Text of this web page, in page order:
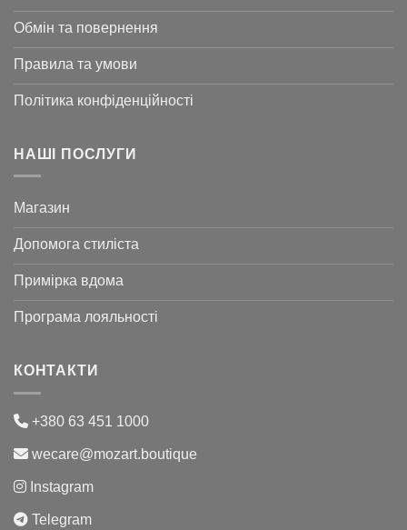
Обмін та повернення
Правила та умови
Політика конфіденційності
НАШІ ПОСЛУГИ
Магазин
Допомога стиліста
Примірка вдома
Програма лояльності
КОНТАКТИ
+380 63 451 1000
wecare@mozart.boutique
Instagram
Telegram